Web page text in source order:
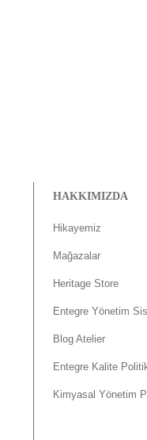
HAKKIMIZDA
Hikayemiz
Mağazalar
Heritage Store
Entegre Yönetim
Blog Atelier
Entegre Kalite
Kimyasal Yönetim